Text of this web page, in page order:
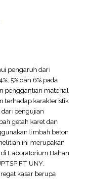
pengaruh dari
5% dan 6% pada
penggantian material
terhadap karakteristik
dari pengujian
getah karet dan
limbah beton
ini merupakan
Laboratorium Bahan
FT UNY.
kasar berupa